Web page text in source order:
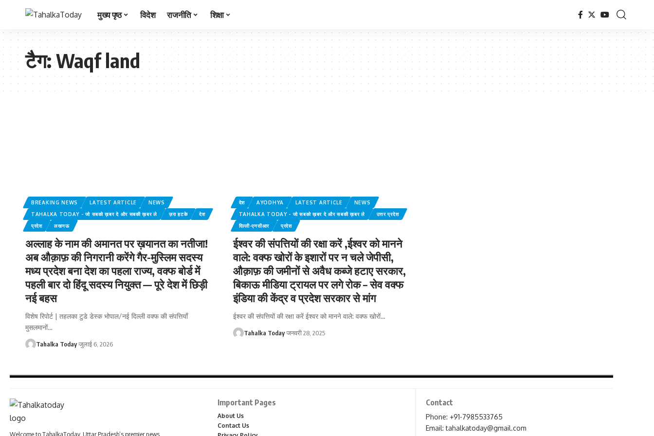
मुख्य पृष्ठ विदेश राजनीति शिक्षा
टैग:Waqf land
BREAKING NEWS LATEST ARTICLE
NEWS
TAHALKA TODAY - जो सबको ख़बर दे और सबकी ख़बर ले
ज़रा हटके
देश
प्रदेश
लखनऊ
अल्लाह के नाम की अमानत पर ख़यानत का नतीजा!
अब औक़ाफ़ की निगरानी करेंगे गैर-मुस्लिम सदस्य
मध्य प्रदेश बना देश का पहला राज्य, वक्फ बोर्ड में
पहली बार दो हिंदू सदस्य नियुक्त — पूरे देश में छिड़ी
नई बहस
विशेष रिपोर्ट | तहलका टुडे डेस्क भोपाल/नई दिल्ली वक्फ की संपत्तियाँ
मुसलमानों…
Tahalka Today जुलाई 6, 2026
देश AYODHYA LATEST ARTICLE
NEWS
TAHALKA TODAY - जो सबको ख़बर दे और सबकी ख़बर ले
उत्तर प्रदेश
दिल्ली-एनसीआर
प्रदेश
ईश्वर की संपत्तियों की रक्षा करें ,ईश्वर को मानने
वाले: वक्फ खोरों के इशारों पर न चले जेपीसी,
औक़ाफ़ की जमीनों से अवैध कब्जे हटाए सरकार,
बिकाऊ मीडिया ट्रायल पर लगे रोक – सेव वक्फ
इंडिया की केंद्र व प्रदेश सरकार से मांग
ईश्वर की संपत्तियों की रक्षा करें ईश्वर को मानने वाले: वक्फ खोरों…
Tahalka Today जनवरी 28, 2025
Welcome to TahalkaToday, Uttar Pradesh’s premier news
Important Pages
About Us
Contact Us
Contact
Phone: +91-7985533765
Email:tahalkatoday@gmail.com